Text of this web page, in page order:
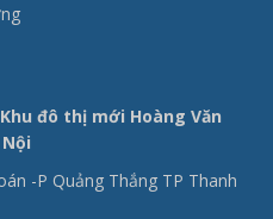
Khu đô thị mới Hoàng Văn
-P Quảng Thắng TP Thanh